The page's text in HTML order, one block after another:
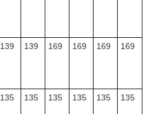
139 139 169 169 169 169
135 135 135 135 135 135